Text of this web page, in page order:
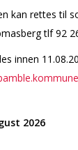
kan rettes til
tlf 92
innen
2026